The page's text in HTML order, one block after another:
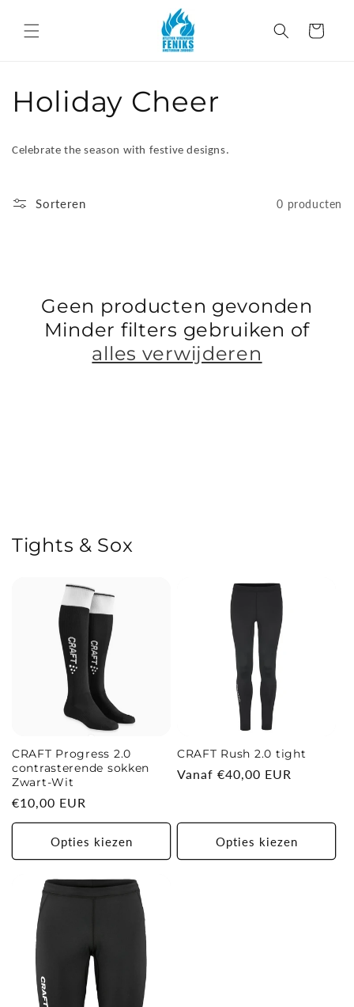
content
Winkelwagen
C
o
l
Holiday Cheer
Celebrate the season with festive designs.
Sorteren 0 producten
Geen producten gevonden
Minder filters gebruiken of
alles verwijderen
Tights & Sox
CRAFT Progress 2.0
contrasterende sokken
Zwart-Wit
Normale
prijs
€10,00 EUR
Opties kiezen
CRAFT Rush 2.0 tight
Normale
Vanaf €40,00 EUR
Opties kiezen